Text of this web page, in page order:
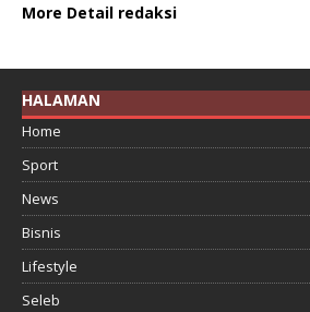
More Detail redaksi
HALAMAN
Home
Sport
News
Bisnis
Lifestyle
Seleb